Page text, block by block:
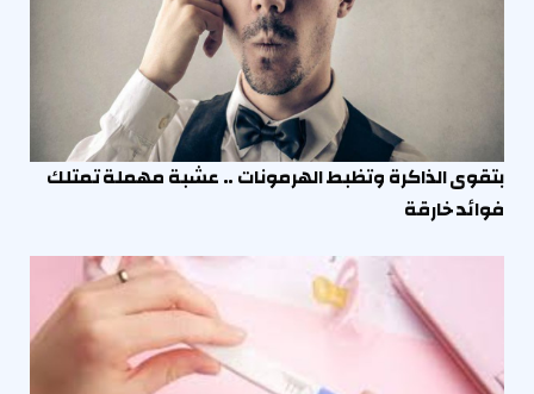
بتقوى الذاكرة وتظبط الهرمونات .. عشبة مهملة تمتلك
فوائد خارقة